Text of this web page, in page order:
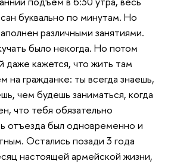
буквально по минутам. Но
различными занятиями.
было некогда. Но потом
даже кажется, что жить там
на гражданке: ты всегда знаешь,
чем будешь заниматься, когда
что тебя обязательно
отъезда был одновременно и
Остались позади 3 года
настоящей армейской жизни,